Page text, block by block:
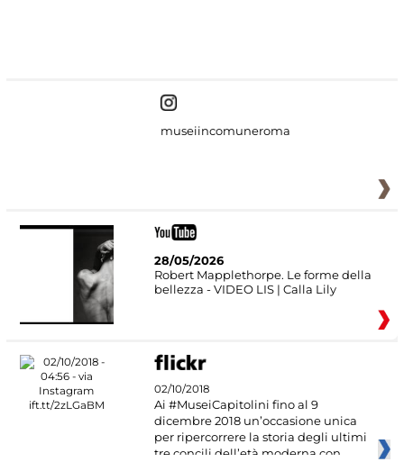
museiincomuneroma
28/05/2026
Robert Mapplethorpe. Le forme della
bellezza - VIDEO LIS | Calla Lily
02/10/2018
Ai #MuseiCapitolini fino al 9
dicembre 2018 un’occasione unica
per ripercorrere la storia degli ultimi
tre concili dell’età moderna con